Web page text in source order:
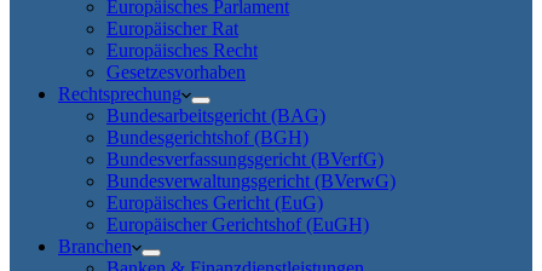
Europäisches Parlament
Europäischer Rat
Europäisches Recht
Gesetzesvorhaben
Rechtsprechung
Bundesarbeitsgericht (BAG)
Bundesgerichtshof (BGH)
Bundesverfassungsgericht (BVerfG)
Bundesverwaltungsgericht (BVerwG)
Europäisches Gericht (EuG)
Europäischer Gerichtshof (EuGH)
Branchen